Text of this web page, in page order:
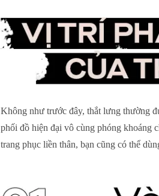
Không như trước đây, thắt lưng thường
phối đồ hiện đại vô cùng phóng khoáng
trang phục liền thân, bạn cũng có thể